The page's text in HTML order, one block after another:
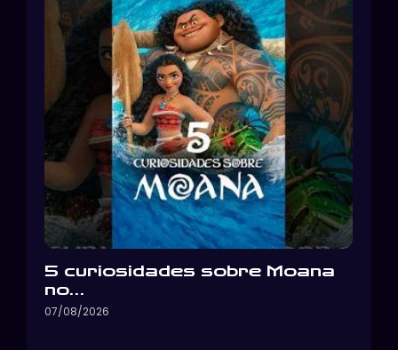
5 curiosidades sobre Moana
no…
07/08/2026